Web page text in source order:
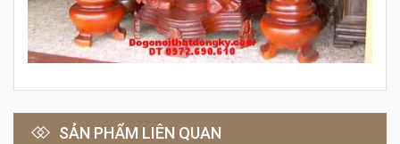
SẢN PHẨM LIÊN QUAN